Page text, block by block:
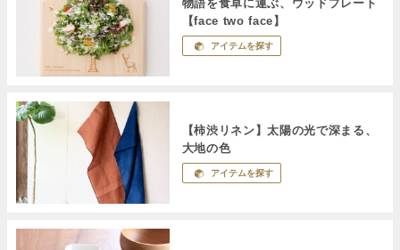
物語を食卓に運ぶ、ウッドプレート
【face two face】
アイテムを探す
【柿渋リネン】太陽の光で深まる、
大地の色
アイテムを探す